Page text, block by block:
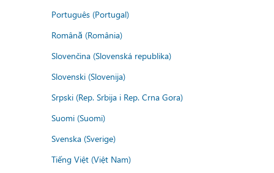
Português (Portugal)
Română (România)
Slovenčina (Slovenská republika)
Slovenski (Slovenija)
Srpski (Rep. Srbija i Rep. Crna Gora)
Suomi (Suomi)
Svenska (Sverige)
Tiếng Việt (Việt Nam)